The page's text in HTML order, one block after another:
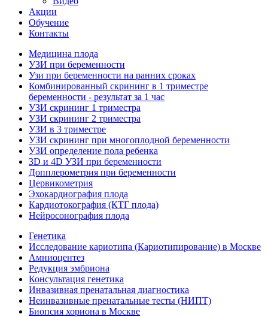
Акции
Обучение
Контакты
Медицина плода
УЗИ при беременности
Узи при беременности на ранних сроках
Комбинированный скрининг в 1 триместре
беременности - результат за 1 час
УЗИ скрининг 1 триместра
УЗИ скрининг 2 триместра
УЗИ в 3 триместре
УЗИ скрининг при многоплодной беременности
УЗИ определение пола ребенка
3D и 4D УЗИ при беременности
Допплерометрия при беременности
Цервикометрия
Эхокардиография плода
Кардиотокография (КТГ плода)
Нейросонография плода
Генетика
Исследование кариотипа (Кариотипирование) в Москве
Амниоцентез
Редукция эмбриона
Консультация генетика
Инвазивная пренатальная диагностика
Неинвазивные пренатальные тесты (НИПТ)
Биопсия хориона в Москве